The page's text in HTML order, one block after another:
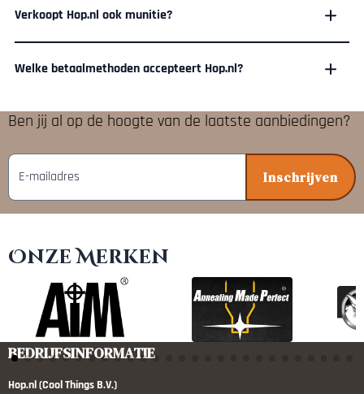
Verkoopt Hop.nl ook munitie?
Welke betaalmethoden accepteert Hop.nl?
Ben jij al op de hoogte van de laatste aanbiedingen?
E-mailadres Inschrijven
Onze Merken
BEDRIJFSINFORMATIE
Hop.nl (Cool Things B.V.)